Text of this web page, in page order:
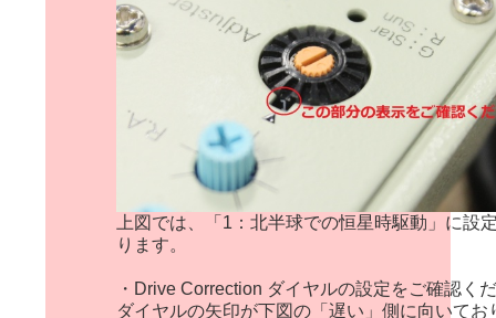
上図では、「1：北半球での恒星時駆動」に設
ります。
・Drive Correction ダイヤルの設定をご確認く
ダイヤルの矢印が下図の「遅い」側に向いてお